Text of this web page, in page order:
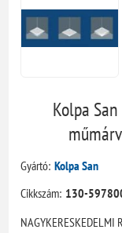
Kolpa
Gyártó: Kolpa San
Cikkszám: 130-
NAGYKERESKEDELMI